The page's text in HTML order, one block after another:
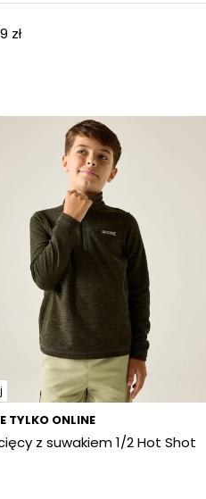
zł
TYLKO ONLINE
z suwakiem 1/2 Hot Shot